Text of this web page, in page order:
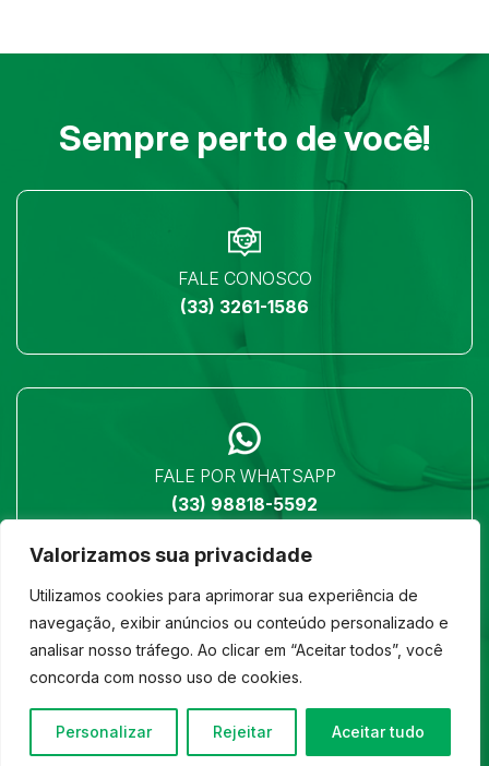
Valorizamos sua privacidade
Utilizamos cookies para aprimorar sua experiência de
navegação, exibir anúncios ou conteúdo personalizado e
analisar nosso tráfego. Ao clicar em “Aceitar todos”, você
concorda com nosso uso de cookies.
Personalizar Rejeitar Aceitar tudo
Sempre perto de você!
FALE CONOSCO
(33) 3261-1586
FALE POR WHATSAPP
(33) 98818-5592
LOCALIZAÇÃO